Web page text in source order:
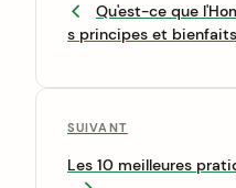
n
v
o
s
P
Qu'est-ce que
s principes et bienfaits
A
t
SUIVANT
Les 10 meilleures